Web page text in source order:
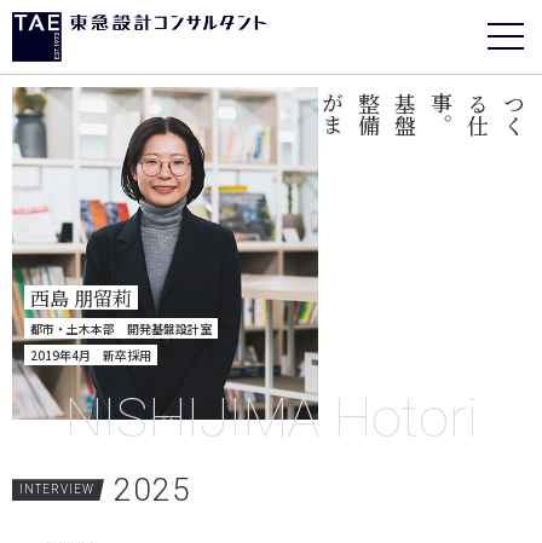
。
基
盤
整
備
が
ま
ち
を
支
え
る
。
西島 朋留莉
都市・土木本部 開発基盤設計室
2019年4月 新卒採用
NISHIJIMA Hotori
INTERVIEW 2025